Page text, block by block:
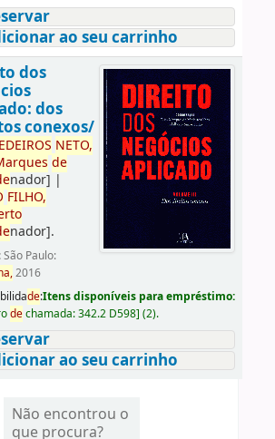
ao seu carrinho
dos
dos
conexos/
DEIROS NETO,
de
nador] |
FILHO,
nador].
São Paulo:
2016
de:Itens disponíveis para empréstimo:
dechamada:342.2 D598] (2).
ao seu carrinho
Não encontrou o
que procura?